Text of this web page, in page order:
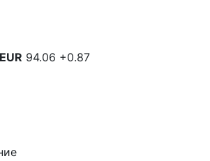
EUR 94.06 +0.87